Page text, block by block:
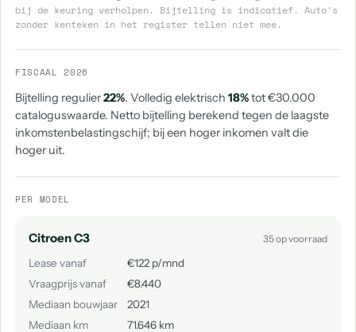
bij de keuring verholpen. Bijtelling is indicatief. Auto's
zonder kenteken in het register tellen niet mee.
FISCAAL 2026
Bijtelling regulier22%. Volledig elektrisch 18%tot €30.000
cataloguswaarde. Netto bijtelling berekend tegen de laagste
inkomstenbelastingschijf; bij een hoger inkomen valt die
hoger uit.
PER MODEL
Citroen C3 35 op voorraad
Lease vanaf
€122 p/mnd
Vraagprijs vanaf
€8.440
Mediaan bouwjaar
2021
Mediaan km
71.646 km